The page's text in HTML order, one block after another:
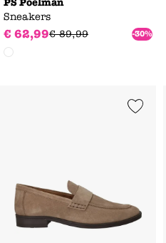
PS Poelman
Sneakers
€ 62,99€ 89,99 -30%
Add to Wishlist